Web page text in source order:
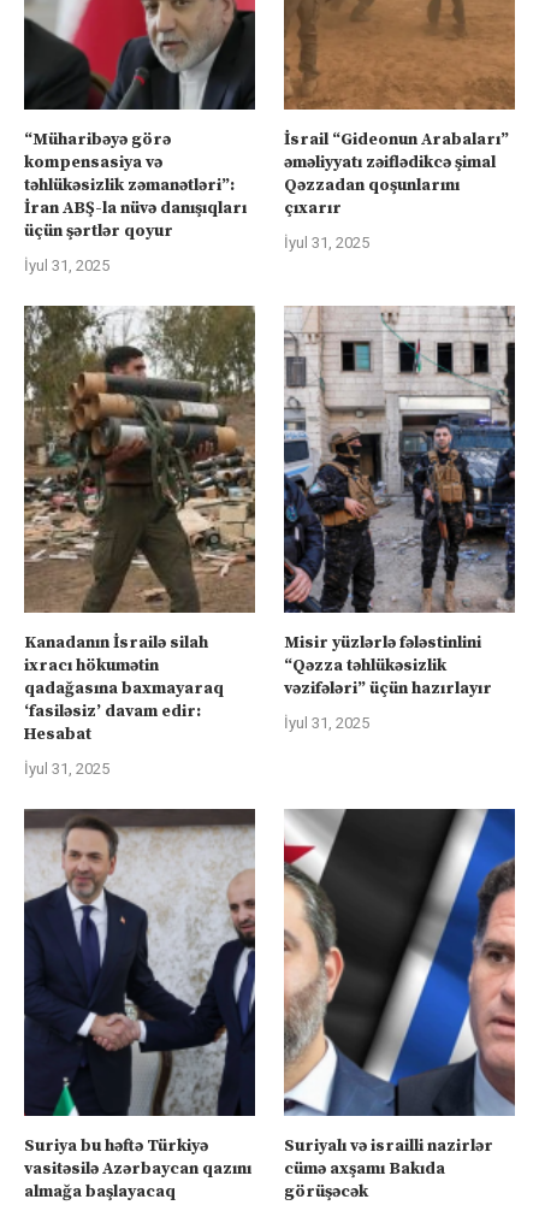
“Müharibəyə görə
kompensasiya və
təhlükəsizlik zəmanətləri”:
İran ABŞ-la nüvə danışıqları
üçün şərtlər qoyur
İyul 31, 2025
İsrail “Gideonun Arabaları”
əməliyyatı zəiflədikcə şimal
Qəzzadan qoşunlarını
çıxarır
İyul 31, 2025
Kanadanın İsrailə silah
ixracı hökumətin
qadağasına baxmayaraq
‘fasiləsiz’ davam edir:
Hesabat
İyul 31, 2025
Misir yüzlərlə fələstinlini
“Qəzza təhlükəsizlik
vəzifələri” üçün hazırlayır
İyul 31, 2025
Suriya bu həftə Türkiyə
vasitəsilə Azərbaycan qazını
almağa başlayacaq
Suriyalı və israilli nazirlər
cümə axşamı Bakıda
görüşəcək